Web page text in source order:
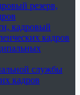
резерв,
кадровый
кадров
службы
кадров